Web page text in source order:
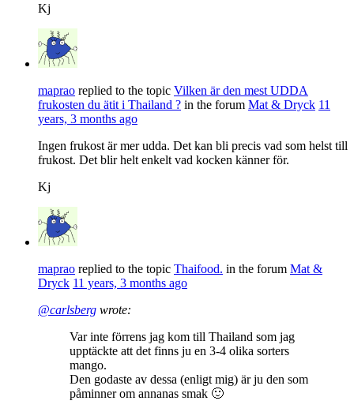
Kj
maprao replied to the topic Vilken är den mest UDDA
frukosten du ätit i Thailand ? in the forum Mat & Dryck 11
years, 3 months ago
Ingen frukost är mer udda. Det kan bli precis vad som helst till
frukost. Det blir helt enkelt vad kocken känner för.
Kj
maprao replied to the topic Thaifood. in the forum Mat &
Dryck 11 years, 3 months ago
@carlsberg wrote:
Var inte förrens jag kom till Thailand som jag
upptäckte att det finns ju en 3-4 olika sorters
mango.
Den godaste av dessa (enligt mig) är ju den som
påminner om annanas smak 🙂